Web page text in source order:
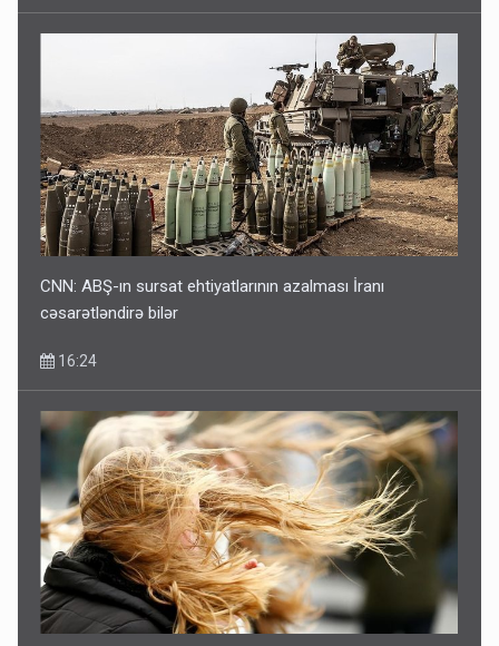
CNN: ABŞ-ın sursat ehtiyatlarının azalması İranı
cəsarətləndirə bilər
16:24